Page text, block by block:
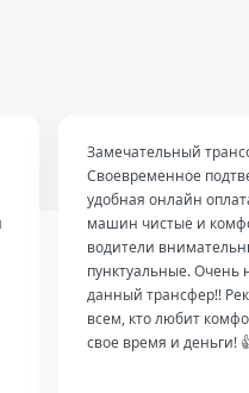
Замечательный
Своевременное
удобная онлайн
машин чистые и
водители
пунктуальные. Очень
данный трансфер!!
всем, кто любит
свое время и деньги!